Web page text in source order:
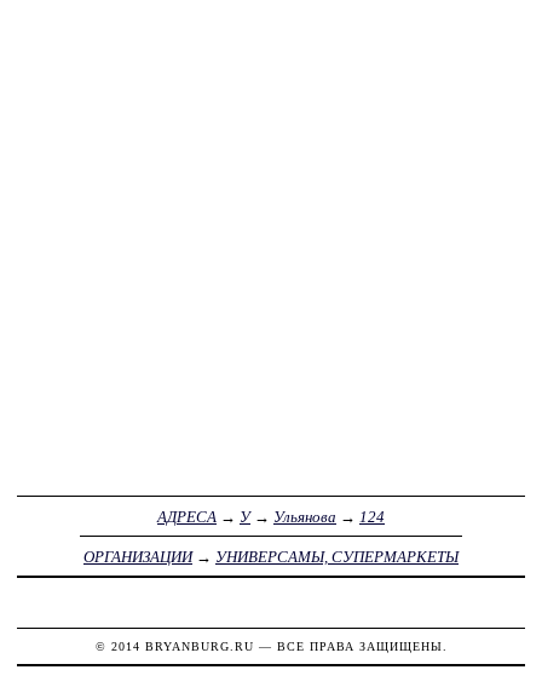
АДРЕСА → У→ Ульянова → 124
ОРГАНИЗАЦИИ→ УНИВЕРСАМЫ, СУПЕРМАРКЕТЫ
© 2014 BRYANBURG.RU — ВСЕ ПРАВА ЗАЩИЩЕНЫ.